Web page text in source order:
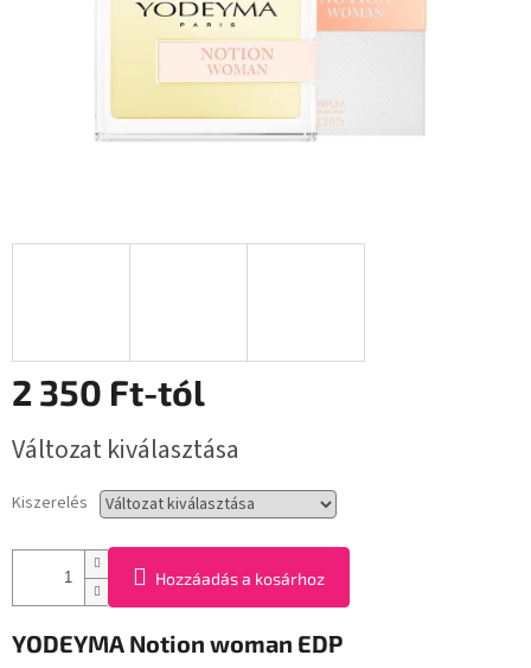
2 350 Ft-tól
Változat kiválasztása
Kiszerelés
Hozzáadás a kosárhoz
YODEYMA Notion woman EDP